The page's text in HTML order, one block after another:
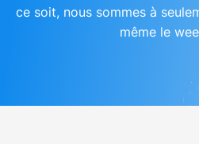
ce soit, nous sommes à
même le